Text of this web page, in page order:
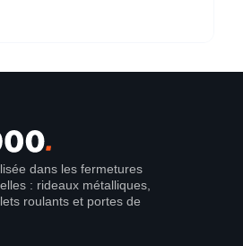
dans les fermetures
: rideaux métalliques,
roulants et portes de